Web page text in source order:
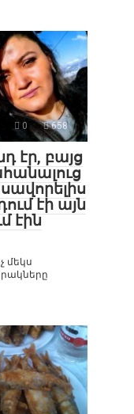
0 658
էր, բայց
էի այն
էին
մեկս